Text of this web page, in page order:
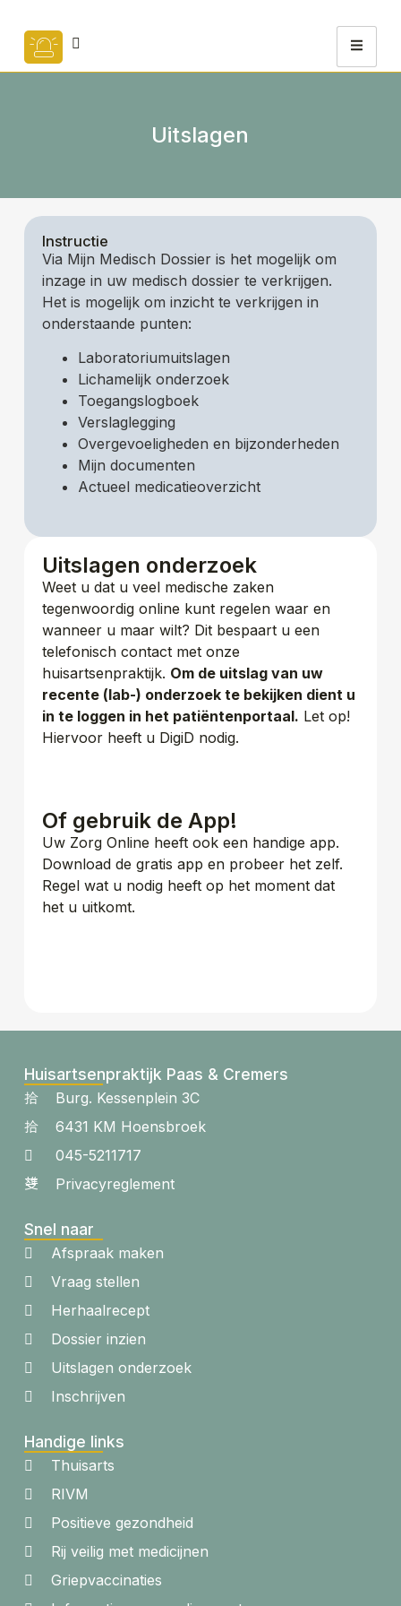
Uitslagen
Uitslagen onderzoek
Weet u dat u veel medische zaken
tegenwoordig online kunt regelen waar en
wanneer u maar wilt? Dit bespaart u een
telefonisch contact met onze
huisartsenpraktijk. Om de uitslag van uw
recente (lab-) onderzoek te bekijken dient u
in te loggen in het patiëntenportaal. Let op!
Hiervoor heeft u DigiD nodig.
Of gebruik de App!
Uw Zorg Online heeft ook een handige app.
Download de gratis app en probeer het zelf.
Regel wat u nodig heeft op het moment dat
het u uitkomt.
Instructie
Via Mijn Medisch Dossier is het mogelijk om
inzage in uw medisch dossier te verkrijgen.
Het is mogelijk om inzicht te verkrijgen in
onderstaande punten:
Laboratoriumuitslagen
Lichamelijk onderzoek
Toegangslogboek
Verslaglegging
Overgevoeligheden en bijzonderheden
Mijn documenten
Actueel medicatieoverzicht
Huisartsenpraktijk Paas & Cremers
Burg. Kessenplein 3C
6431 KM Hoensbroek
045-5211717
Privacyreglement
Snel naar
Afspraak maken
Vraag stellen
Herhaalrecept
Dossier inzien
Uitslagen onderzoek
Inschrijven
Handige links
Thuisarts
RIVM
Positieve gezondheid
Rij veilig met medicijnen
Griepvaccinaties